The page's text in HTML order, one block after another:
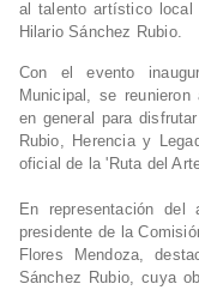
al talento artístico local
Hilario Sánchez Rubio.
Con el evento
Municipal, se
en general para
Rubio, Herencia y
oficial de la 'Ruta del
En representación
presidente de la
Flores Mendoza,
Sánchez Rubio, cuya